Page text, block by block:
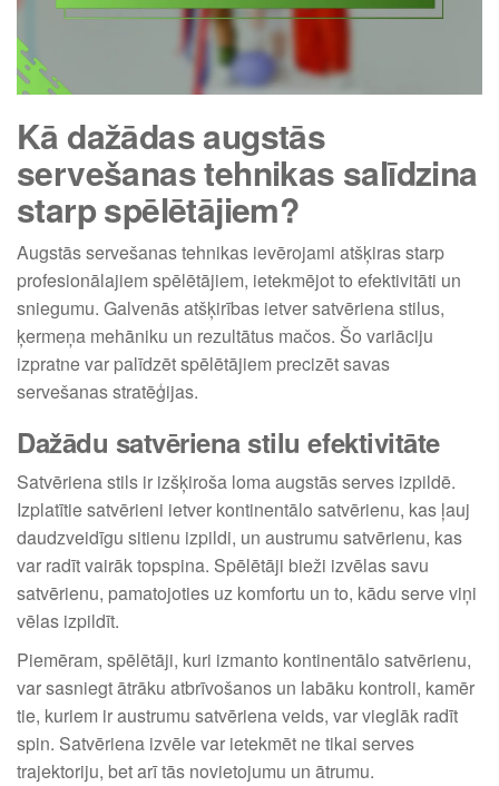
Kā dažādas augstās
servešanas tehnikas salīdzina
starp spēlētājiem?
Augstās servešanas tehnikas ievērojami atšķiras starp
profesionālajiem spēlētājiem, ietekmējot to efektivitāti un
sniegumu. Galvenās atšķirības ietver satvēriena stilus,
ķermeņa mehāniku un rezultātus mačos. Šo variāciju
izpratne var palīdzēt spēlētājiem precizēt savas
servešanas stratēģijas.
Dažādu satvēriena stilu efektivitāte
Satvēriena stils ir izšķiroša loma augstās serves izpildē.
Izplatītie satvērieni ietver kontinentālo satvērienu, kas ļauj
daudzveidīgu sitienu izpildi, un austrumu satvērienu, kas
var radīt vairāk topspina. Spēlētāji bieži izvēlas savu
satvērienu, pamatojoties uz komfortu un to, kādu serve viņi
vēlas izpildīt.
Piemēram, spēlētāji, kuri izmanto kontinentālo satvērienu,
var sasniegt ātrāku atbrīvošanos un labāku kontroli, kamēr
tie, kuriem ir austrumu satvēriena veids, var vieglāk radīt
spin. Satvēriena izvēle var ietekmēt ne tikai serves
trajektoriju, bet arī tās novietojumu un ātrumu.